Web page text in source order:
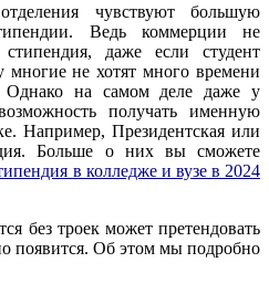
чувствуют большую
Ведь коммерции не
стипендия, даже если студент
многие не хотят много времени
Однако на самом деле даже у
получать именную
Например, Президентская или
Больше о них вы сможете
в колледже и вузе в 2024
без троек может претендовать
появится. Об этом мы подробно